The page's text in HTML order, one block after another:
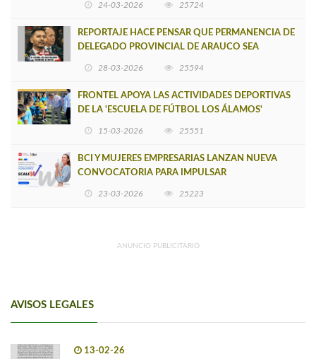
24-03-2026 25724
REPORTAJE HACE PENSAR QUE PERMANENCIA DE
DELEGADO PROVINCIAL DE ARAUCO SEA
28-03-2026 25594
FRONTEL APOYA LAS ACTIVIDADES DEPORTIVAS
DE LA 'ESCUELA DE FÚTBOL LOS ÁLAMOS'
15-03-2026 25551
BCI Y MUJERES EMPRESARIAS LANZAN NUEVA
CONVOCATORIA PARA IMPULSAR
23-03-2026 25223
ANUNCIO PUBLICITARIO
AVISOS LEGALES
13-02-26